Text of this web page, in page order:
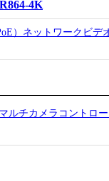
4K
）ネットワークビデ
ルチカメラコントロ